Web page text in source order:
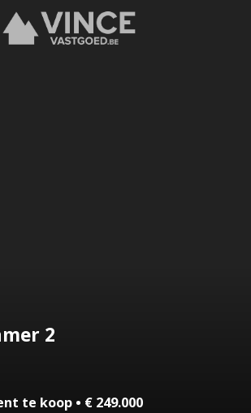
2
te koop • € 249.000